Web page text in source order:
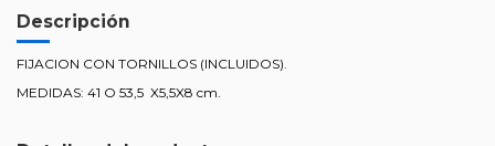
Descripción
FIJACION CON TORNILLOS (INCLUIDOS).
MEDIDAS: 41 O 53,5 X5,5X8 cm.